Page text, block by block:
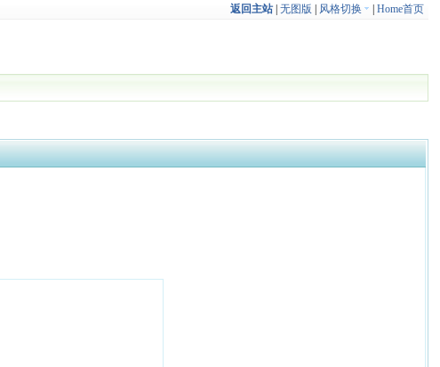
返回主站| 无图版 风格切换 Home首页